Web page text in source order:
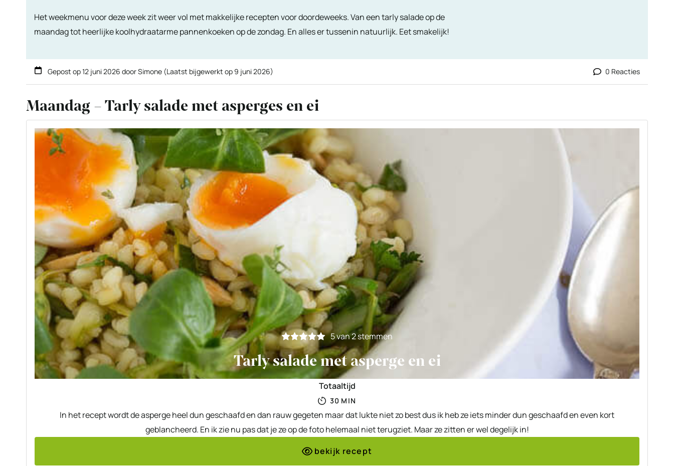
Het weekmenu voor deze week zit weer vol met makkelijke recepten voor doordeweeks. Van een tarly salade op de
maandag tot heerlijke koolhydraatarme pannenkoeken op de zondag. En alles er tussenin natuurlijk. Eet smakelijk!
Gepost op12 juni 2026 doorSimone (Laatst bijgewerkt op 9 juni 2026) 0 Reacties
Maandag – Tarly salade met asperges en ei
5van2stemmen
Tarly salade met asperge en ei
Totaaltijd
30 MINUTEN
MIN
In het recept wordt de asperge heel dun geschaafd en dan rauw gegeten maar dat lukte niet zo best dus ik heb ze iets minder dun geschaafd en even kort
geblancheerd. En ik zie nu pas dat je ze op de foto helemaal niet terugziet. Maar ze zitten er wel degelijk in!
bekijk recept